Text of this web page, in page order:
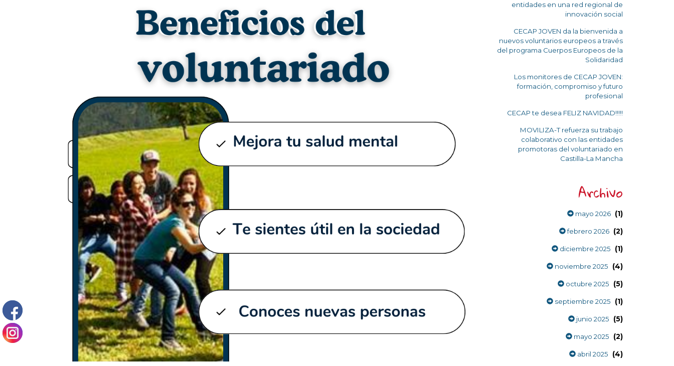
entidades en una red regional de
innovación social
CECAP JOVEN da la bienvenida a
nuevos voluntarios europeos a través
del programa Cuerpos Europeos de la
Solidaridad
Los monitores de CECAP JOVEN:
formación, compromiso y futuro
profesional
CECAP te desea FELIZ NAVIDAD!!!!!
MOVILIZA-T refuerza su trabajo
colaborativo con las entidades
promotoras del voluntariado en
Castilla-La Mancha
Archivo
mayo 2026 (1)
febrero 2026 (2)
diciembre 2025 (1)
noviembre 2025 (4)
octubre 2025 (5)
septiembre 2025 (1)
junio 2025 (5)
mayo 2025 (2)
abril 2025 (4)